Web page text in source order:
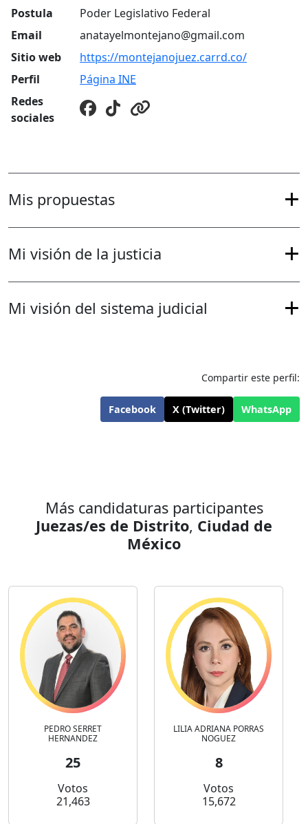
Postula
Poder Legislativo Federal
Email
anatayelmontejano@gmail.com
Sitio web
https://montejanojuez.carrd.co/
Perfil
Página INE
Redes
sociales
Mis propuestas
Mi visión de la justicia
Mi visión del sistema judicial
Compartir este perfil:
Facebook X (Twitter) WhatsApp
Más candidaturas participantes
Juezas/es de Distrito, Ciudad de
México
PEDRO SERRET
HERNANDEZ
25
Votos
21,463
LILIA ADRIANA PORRAS
NOGUEZ
8
Votos
15,672